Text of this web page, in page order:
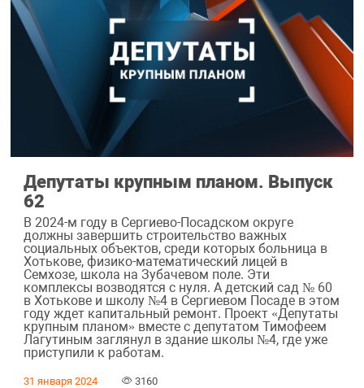
Депутаты крупным планом. Выпуск
62
В 2024-м году в Сергиево-Посадском округе
должны завершить строительство важных
социальных объектов, среди которых больница в
Хотькове, физико-математический лицей в
Семхозе, школа на Зубачевом поле. Эти
комплексы возводятся с нуля. А детский сад № 60
в Хотькове и школу №4 в Сергиевом Посаде в этом
году ждет капитальный ремонт. Проект «Депутаты
крупным планом» вместе с депутатом Тимофеем
Лагутиным заглянул в здание школы №4, где уже
приступили к работам.
31 января 2024 3160